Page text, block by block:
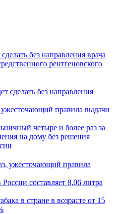
без направления врача
рентгеновского
правила выдачи
четыре и более раз за
на дому без решения
составляет 8,06 литра
в стране в возрасте от 15